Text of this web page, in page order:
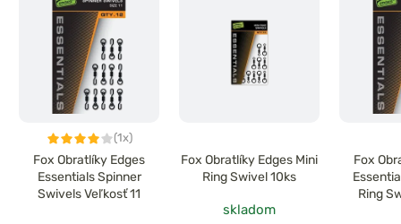
(1x)
Fox Obratlíky Edges
Essentials Spinner
Swivels Veľkosť 11
Fox Obratlíky Edges Mini
Ring Swivel 10ks
skladom
Fox
Ring